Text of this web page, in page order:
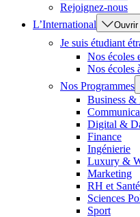
Rejoignez-nous
L’International
Je suis étudiant
Nos écoles
Nos écoles
Nos Programmes
Business &
Digital &
Finance
Ingénierie
Luxury &
Marketing
RH et Santé
Sciences
Sport